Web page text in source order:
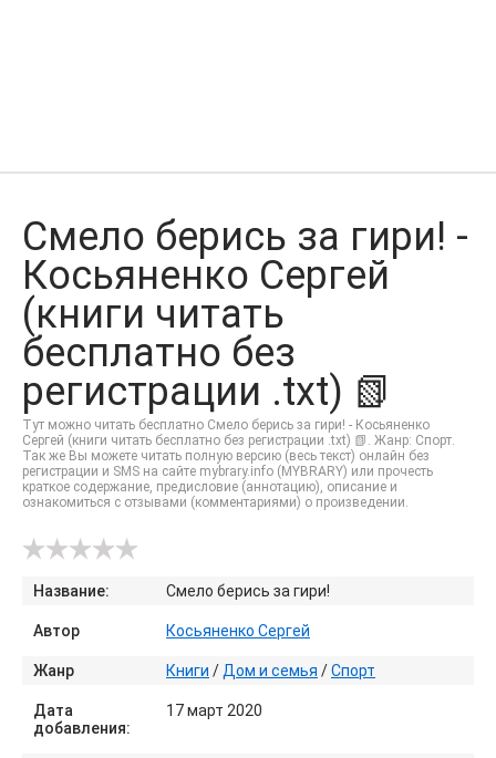
Смело берись за гири! -
Косьяненко Сергей
(книги читать
бесплатно без
регистрации .txt) 📗
Тут можно читать бесплатно Смело берись за гири! - Косьяненко
Сергей (книги читать бесплатно без регистрации .txt) 📗. Жанр: Спорт.
Так же Вы можете читать полную версию (весь текст) онлайн без
регистрации и SMS на сайте mybrary.info (MYBRARY) или прочесть
краткое содержание, предисловие (аннотацию), описание и
ознакомиться с отзывами (комментариями) о произведении.
Название: Смело берись за гири!
Автор Косьяненко Сергей
Жанр Книги / Дом и семья /Спорт
Дата
добавления:
17 март 2020